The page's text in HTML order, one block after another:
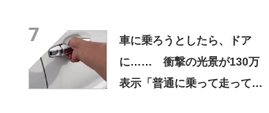
7
車に乗ろうとしたら、ドア
に…… 衝撃の光景が130万
表示「普通に乗って走ってた